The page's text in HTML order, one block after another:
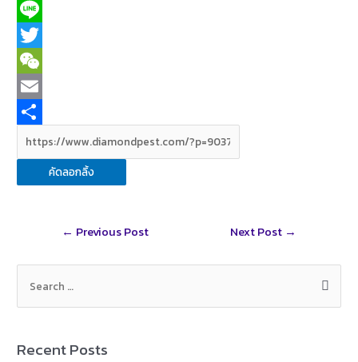
F
a
c
e
b
o
k
L
n
e
T
w
t
e
W
e
h
a
E
m
a
i
h
a
คัดลอกลิ้ง
← Previous Post Next Post →
Recent Posts